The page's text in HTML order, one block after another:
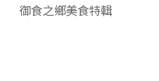
御食之鄉美食特輯